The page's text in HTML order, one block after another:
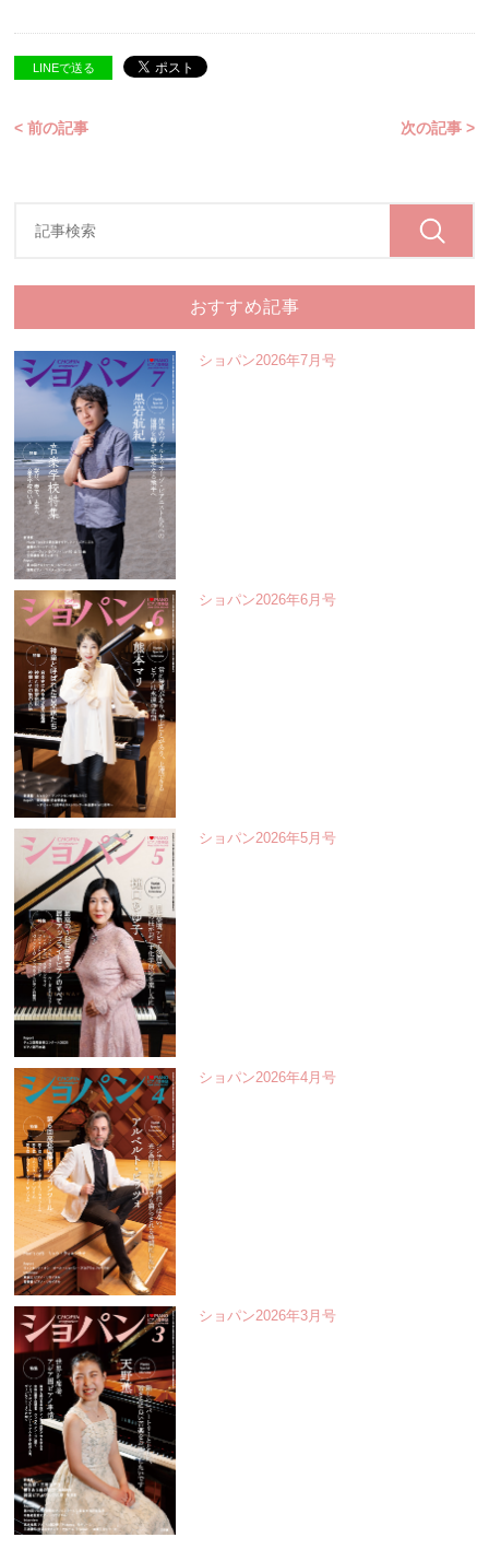
LINEで送る
< 前の記事 次の記事 >
おすすめ記事
ショパン2026年7月号
ショパン2026年6月号
ショパン2026年5月号
ショパン2026年4月号
ショパン2026年3月号